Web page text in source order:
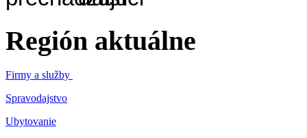
Región aktuálne
Firmy a služby
Spravodajstvo
Ubytovanie